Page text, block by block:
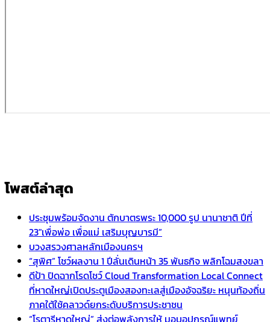
โพสต์ล่าสุด
ประชุมพร้อมจัดงาน ตักบาตรพระ 10,000 รูป นานาชาติ ปีที่
23″เพื่อพ่อ เพื่อแม่ เสริมบุญบารมี”
บวงสรวงศาลหลักเมืองนครฯ
“สุพิศ” โชว์ผลงาน 1 ปีลั่นเดินหน้า 35 พันธกิจ พลิกโฉมสงขลา
ดีป้า ปิดฉากโรดโชว์ Cloud Transformation Local Connect
ที่หาดใหญ่เปิดประตูเมืองสองทะเลสู่เมืองอัจฉริยะ หนุนท้องถิ่น
ภาคใต้ใช้คลาวด์ยกระดับบริการประชาชน